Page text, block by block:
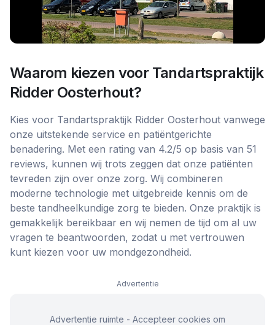
Waarom kiezen voor Tandartspraktijk
Ridder Oosterhout?
Kies voor Tandartspraktijk Ridder Oosterhout vanwege
onze uitstekende service en patiëntgerichte
benadering. Met een rating van 4.2/5 op basis van 51
reviews, kunnen wij trots zeggen dat onze patiënten
tevreden zijn over onze zorg. Wij combineren
moderne technologie met uitgebreide kennis om de
beste tandheelkundige zorg te bieden. Onze praktijk is
gemakkelijk bereikbaar en wij nemen de tijd om al uw
vragen te beantwoorden, zodat u met vertrouwen
kunt kiezen voor uw mondgezondheid.
Advertentie
Advertentie ruimte - Accepteer cookies om